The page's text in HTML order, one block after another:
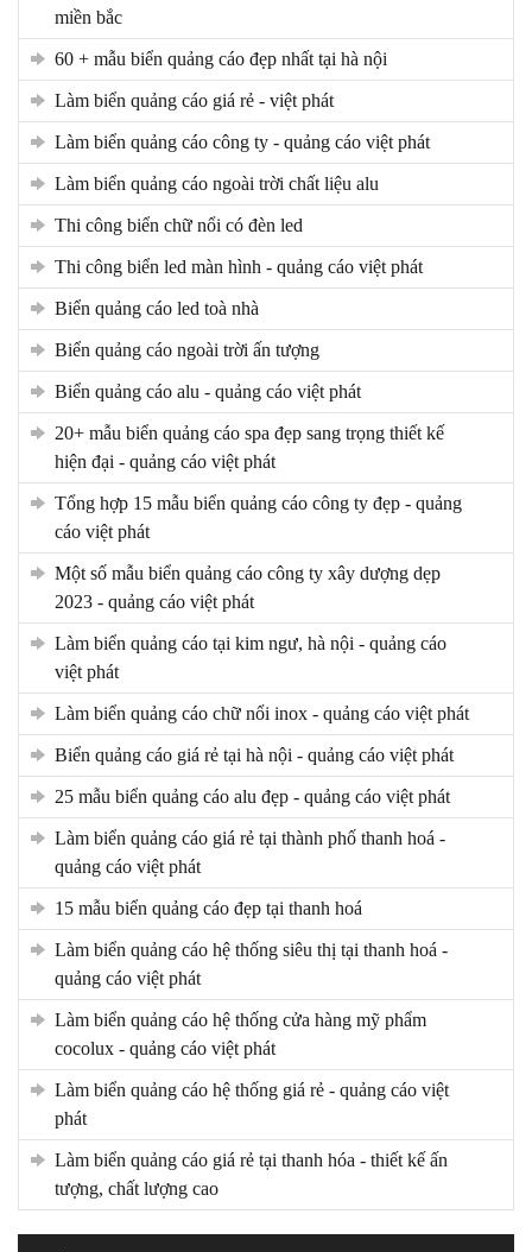
miền bắc
60 + mẫu biển quảng cáo đẹp nhất tại hà nội
làm biển quảng cáo giá rẻ - việt phát
làm biển quảng cáo công ty - quảng cáo việt phát
làm biển quảng cáo ngoài trời chất liệu alu
thi công biển chữ nổi có đèn led
thi công biển led màn hình - quảng cáo việt phát
biển quảng cáo led toà nhà
biển quảng cáo ngoài trời ấn tượng
biển quảng cáo alu - quảng cáo việt phát
20+ mẫu biển quảng cáo spa đẹp sang trọng thiết kế
hiện đại - quảng cáo việt phát
tổng hợp 15 mẫu biển quảng cáo công ty đẹp - quảng
cáo việt phát
một số mẫu biển quảng cáo công ty xây dượng dẹp
2023 - quảng cáo việt phát
làm biển quảng cáo tại kim ngư, hà nội - quảng cáo
việt phát
làm biển quảng cáo chữ nổi inox - quảng cáo việt phát
biển quảng cáo giá rẻ tại hà nội - quảng cáo việt phát
25 mẫu biển quảng cáo alu đẹp - quảng cáo việt phát
làm biển quảng cáo giá rẻ tại thành phố thanh hoá -
quảng cáo việt phát
15 mẫu biển quảng cáo đẹp tại thanh hoá
làm biển quảng cáo hệ thống siêu thị tại thanh hoá -
quảng cáo việt phát
làm biển quảng cáo hệ thống cửa hàng mỹ phẩm
cocolux - quảng cáo việt phát
làm biển quảng cáo hệ thống giá rẻ - quảng cáo việt
phát
làm biển quảng cáo giá rẻ tại thanh hóa - thiết kế ấn
tượng, chất lượng cao